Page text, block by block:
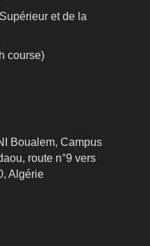
et de la
course)
Boualem, Campus
route n°9 vers
Algérie